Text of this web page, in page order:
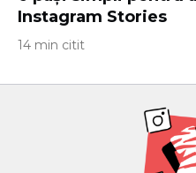
Instagram Stories
14 min citit